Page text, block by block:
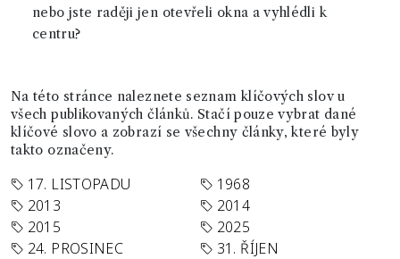
nebo jste raději jen otevřeli okna a vyhlédli k
centru?
Na této stránce naleznete seznam klíčových slov u
všech publikovaných článků. Stačí pouze vybrat dané
klíčové slovo a zobrazí se všechny články, které byly
takto označeny.
17. LISTOPADU
1968
2013
2014
2015
2025
24. PROSINEC
31. ŘÍJEN